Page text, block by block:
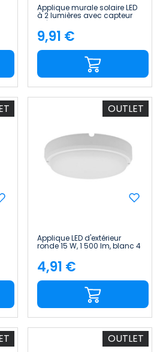
Applique murale solaire LED
à 2 lumières avec capteur
crépusculaire et de
mouvement, noire, 7 500 K,
20 000 h 7hSevenOn
Price
9,91 €
OUTLET
Applique LED d'extérieur
ronde 15 W, 1 500 lm, blanc 4
Premium
Price
4,91 €
OUTLET